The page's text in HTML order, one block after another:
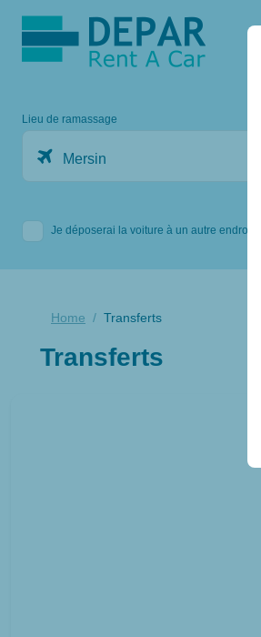
Lieu de ramassage
Mersin
Je déposerai la voiture à un autre endroit.
Home Transferts
Transferts